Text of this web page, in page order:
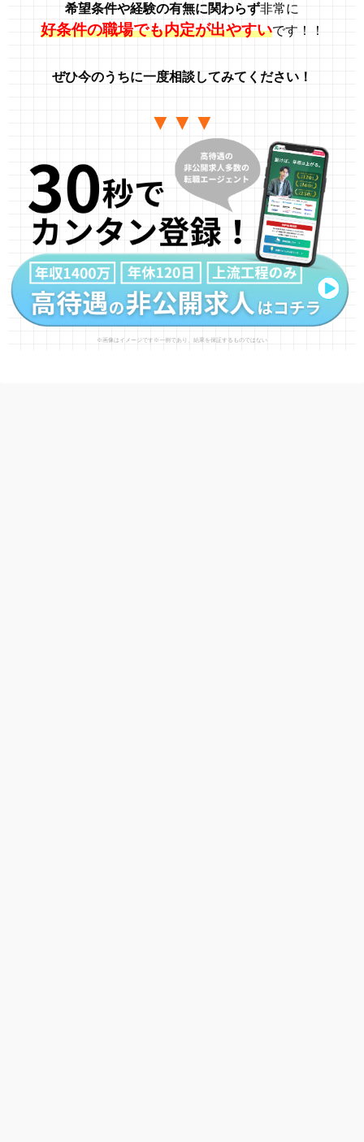
希望条件や経験の有無に関わらず非常に
好条件の職場でも内定が出やすいです！！
ぜひ今のうちに一度相談してみてください！
▼▼▼
※画像はイメージです※一例であり、結果を保証するものではない